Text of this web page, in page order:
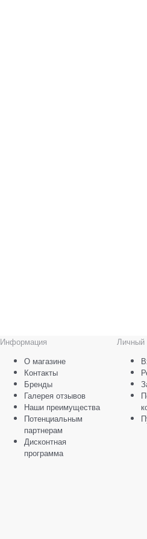
Информация
О магазине
Контакты
Бренды
Галерея отзывов
Наши преимущества
Потенциальным
партнерам
Дисконтная
программа
Личный